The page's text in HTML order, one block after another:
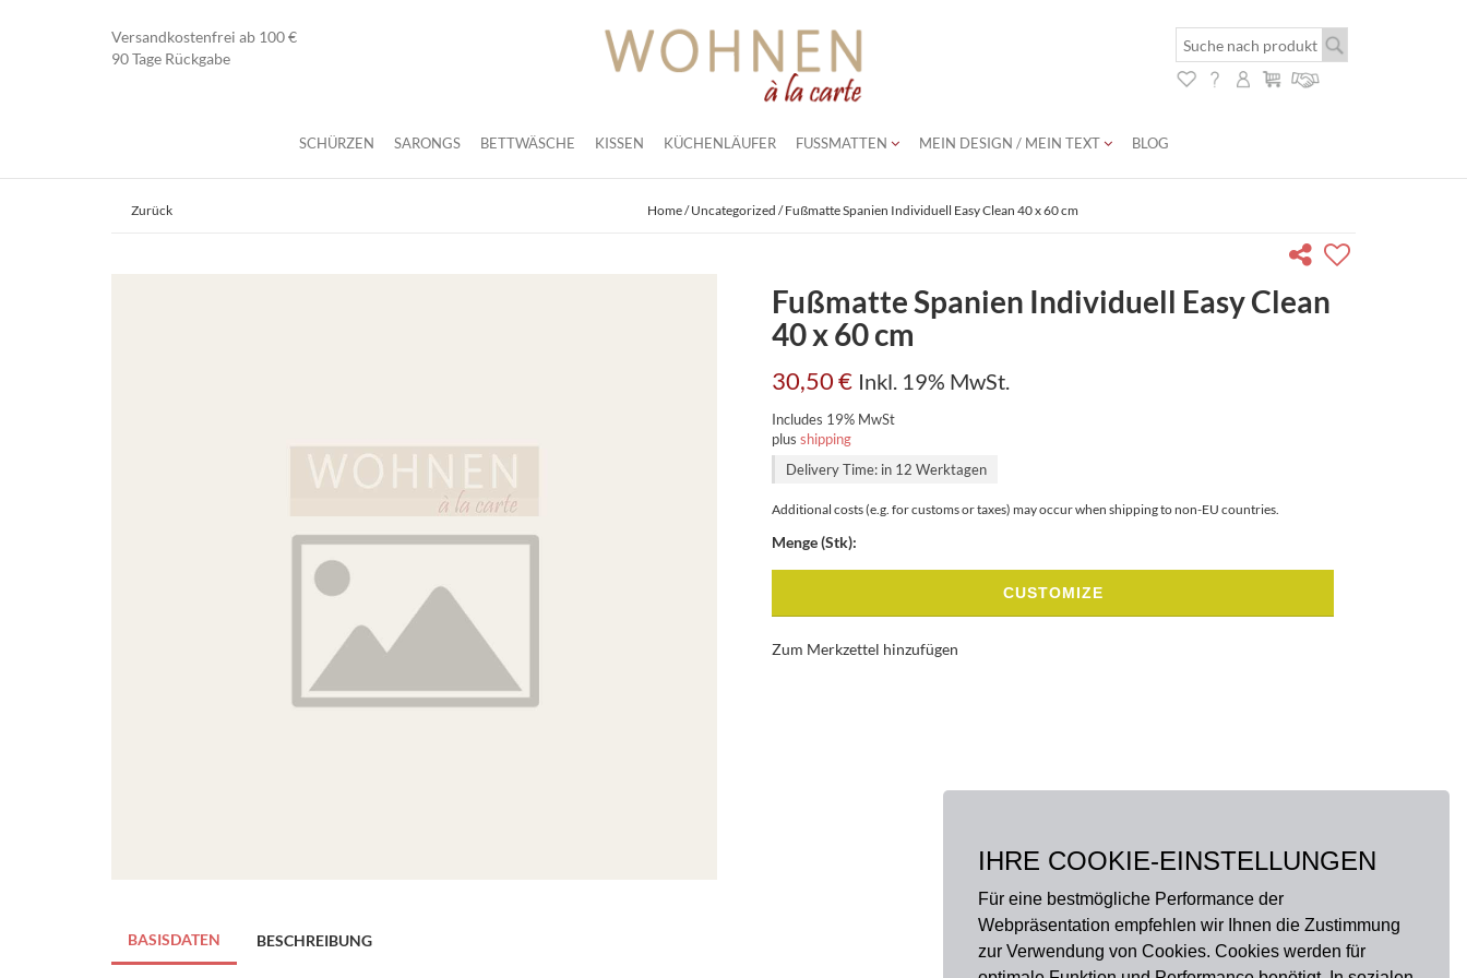
IHRE COOKIE-EINSTELLUNGEN
Für eine bestmögliche Performance der
Webpräsentation empfehlen wir Ihnen die Zustimmung
zur Verwendung von Cookies. Cookies werden für
Versandkostenfrei ab 100 €
90 Tage Rückgabe
SCHÜRZEN SARONGS BETTWÄSCHE KISSEN KÜCHENLÄUFER FUSSMATTEN MEIN DESIGN / MEIN TEXT BLOG
Zurück Home/Uncategorized / Fußmatte Spanien Individuell Easy Clean 40 x 60 cm
Fußmatte Spanien Individuell Easy Clean
40 x 60 cm
30,50€ Inkl. 19% MwSt.
Includes 19% MwSt
plus shipping
Delivery Time: in 12 Werktagen
Additional costs (e.g. for customs or taxes) may occur when shipping to non-EU countries.
Menge (Stk):
CUSTOMIZE
Zum Merkzettel hinzufügen
BASISDATEN BESCHREIBUNG